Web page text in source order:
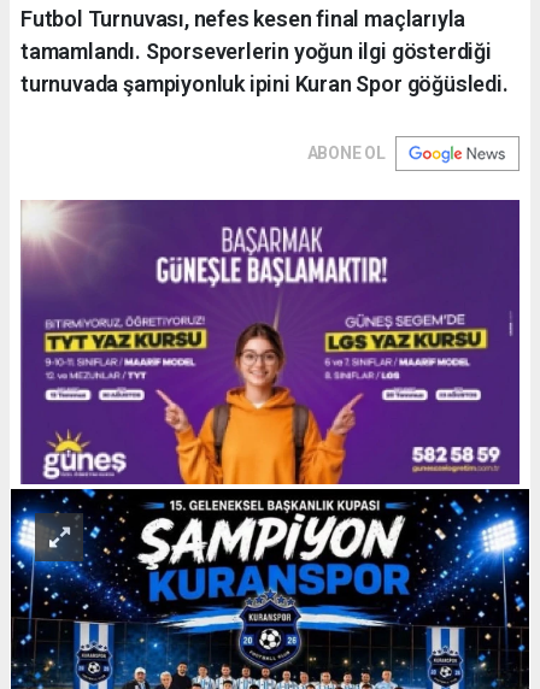
Futbol Turnuvası, nefes kesen final maçlarıyla
tamamlandı. Sporseverlerin yoğun ilgi gösterdiği
turnuvada şampiyonluk ipini Kuran Spor göğüsledi.
ABONE OL